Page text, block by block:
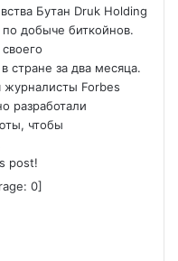
Бутан Druk Holding
добыче биткойнов.
стране за два месяца.
Forbes
разработали
чтобы
post!
0]